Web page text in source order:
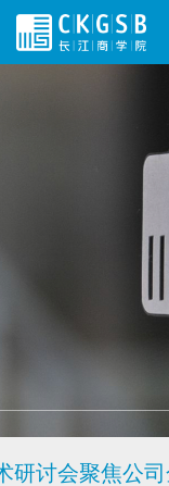
研讨会聚焦公